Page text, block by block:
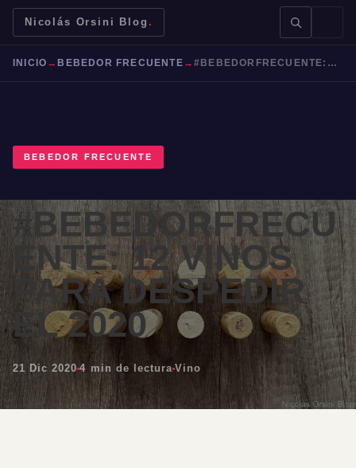
Nicolás Orsini Blog .
Mendoza Malbec Bodegas Jujuy
INICIO → BEBEDOR FRECUENTE → #BEBEDORFRECUENTE: 12 VINOS PARA DESPEDIR EL 2020
BEBEDOR FRECUENTE
#BEBEDORFRECU
ENTE: 12 VINOS
PARA DESPEDIR
EL 2020
21 Dic 2020 4 min de lectura Vino